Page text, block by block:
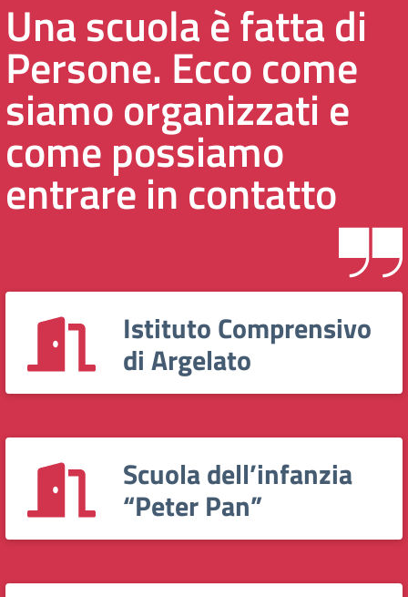
Una scuola è fatta di
Persone. Ecco come
siamo organizzati e
come possiamo
entrare in contatto
Istituto Comprensivo
di Argelato
Scuola dell’infanzia
“Peter Pan”